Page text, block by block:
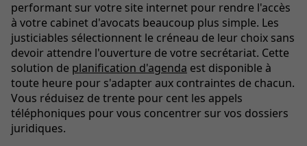
performant sur votre site internet pour rendre l'accès
à votre cabinet d'avocats beaucoup plus simple. Les
justiciables sélectionnent le créneau de leur choix sans
devoir attendre l'ouverture de votre secrétariat. Cette
solution de planification d'agenda est disponible à
toute heure pour s'adapter aux contraintes de chacun.
Vous réduisez de trente pour cent les appels
téléphoniques pour vous concentrer sur vos dossiers
juridiques.